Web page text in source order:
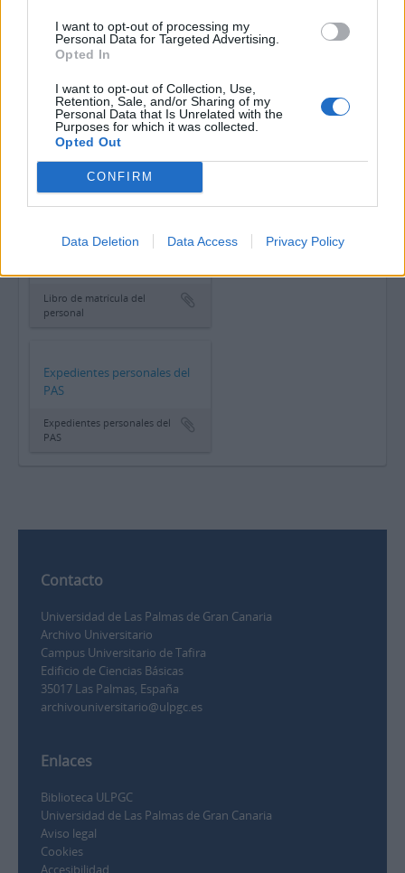
I want to opt-out of processing my
Personal Data for Targeted Advertising.
Opted In
I want to opt-out of Collection, Use,
Retention, Sale, and/or Sharing of my
Personal Data that Is Unrelated with the
Purposes for which it was collected.
Opted Out
CONFIRM
Data Deletion Data Access Privacy Policy
Visitas
Selección del personal
Selección del personal
Libro de matrícula del
Libro de matrícula del
personal
Expedientes personales del
PAS
Expedientes personales del
PAS
Contacto
Universidad de Las Palmas de Gran Canaria
Archivo Universitario
Campus Universitario de Tafira
Edificio de Ciencias Básicas
35017 Las Palmas, España
archivouniversitario@ulpgc.es
Enlaces
Biblioteca ULPGC
Universidad de Las Palmas de Gran Canaria
Aviso legal
Cookies
Accesibilidad